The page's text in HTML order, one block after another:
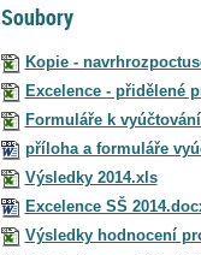
Soubory
Kopie -
Excelence - přidělené
Formuláře k
příloha a formuláře
Výsledky 2014.xls
Excelence SŠ
Výsledky hodnocení